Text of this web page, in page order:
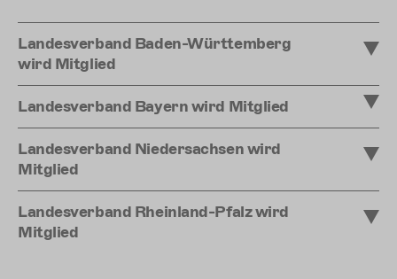
Landesverband Baden-Württemberg
wird Mitglied
Landesverband Bayern wird Mitglied
Landesverband Niedersachsen wird
Mitglied
Landesverband Rheinland-Pfalz wird
Mitglied